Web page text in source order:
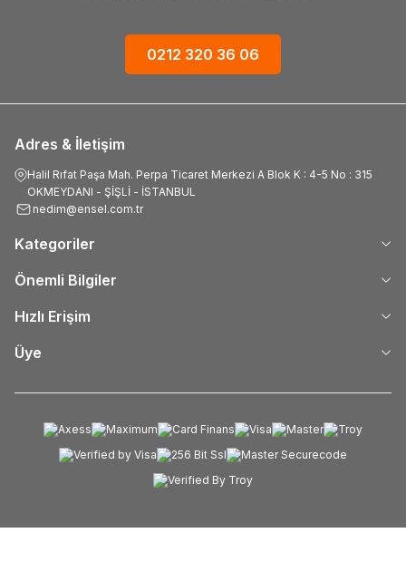
0212 320 36 06
Adres & İletişim
Halil Rıfat Paşa Mah. Perpa Ticaret Merkezi A Blok K : 4-5 No : 315
OKMEYDANI - ŞİŞLİ - İSTANBUL
nedim@ensel.com.tr
Kategoriler
Önemli Bilgiler
Hızlı Erişim
Üye